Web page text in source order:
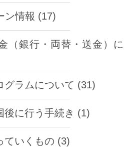
ン情報 (17)
（銀行・両替・送金）
グラムについて (31)
後に行う手続き (1)
ていくもの (3)